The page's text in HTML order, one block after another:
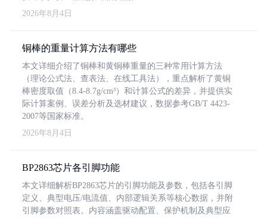
2026年8月4日
铜棒的重量计算方法有哪些
本文详细介绍了铜棒和黄铜棒重量的三种常用计算方法
（理论公式法、查表法、在线工具法），重点解析了黄铜
棒密度取值（8.4-8.7g/cm³）和计算公式的差异，并提供实
际计算案例、误差分析及选材建议，数据参考GB/T 4423-
2007等国家标准。
2026年8月4日
BP2863芯片各引脚功能
本文详细解析BP2863芯片的引脚功能及参数，包括各引脚
定义、典型电压/电流值、内部逻辑关系等核心数据，并附
引脚参数对照表。内容涵盖驱动配置、保护机制及典型应